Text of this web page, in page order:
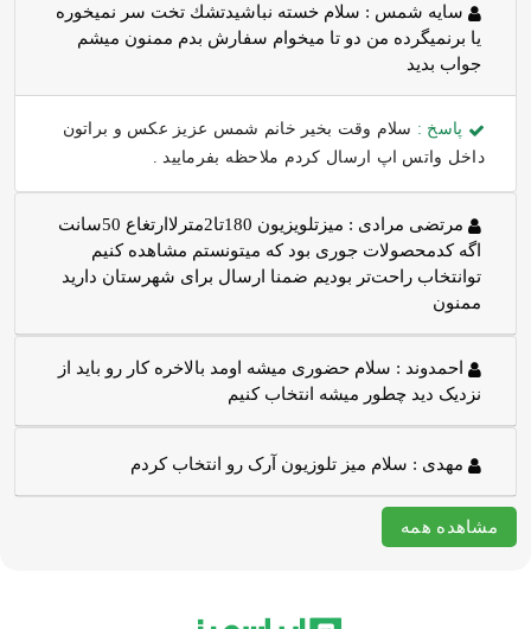
سايه شمس : سلام خسته نباشيدتشك تخت سر نميخوره
يا برنميگرده من دو تا ميخوام سفارش بدم ممنون ميشم
جواب بديد
پاسخ : سلام وقت بخیر خانم شمس عزیز عکس و براتون
داخل واتس اپ ارسال کردم ملاحظه بفرمایید .
مرتضی مرادی :
میزتلویزیون 180تا2مترلاارتغاع 50سانت
اگه کدمحصولات جوری بود که میتونستم مشاهده کنیم
توانتخاب راحت‌تر بودیم ضمنا ارسال برای شهرستان دارید
ممنون
احمدوند : سلام حضوری میشه اومد بالاخره کار رو باید از
نزدیک دید چطور میشه انتخاب کنیم
مهدی : سلام میز تلوزیون آرک رو انتخاب کردم
مشاهده همه